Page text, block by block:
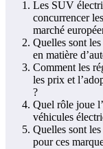
Les SUV
concurrencer
marché
Quelles sont
en matière
Comment les
les prix et
?
Quel rôle joue
véhicules
Quelles sont
pour ces